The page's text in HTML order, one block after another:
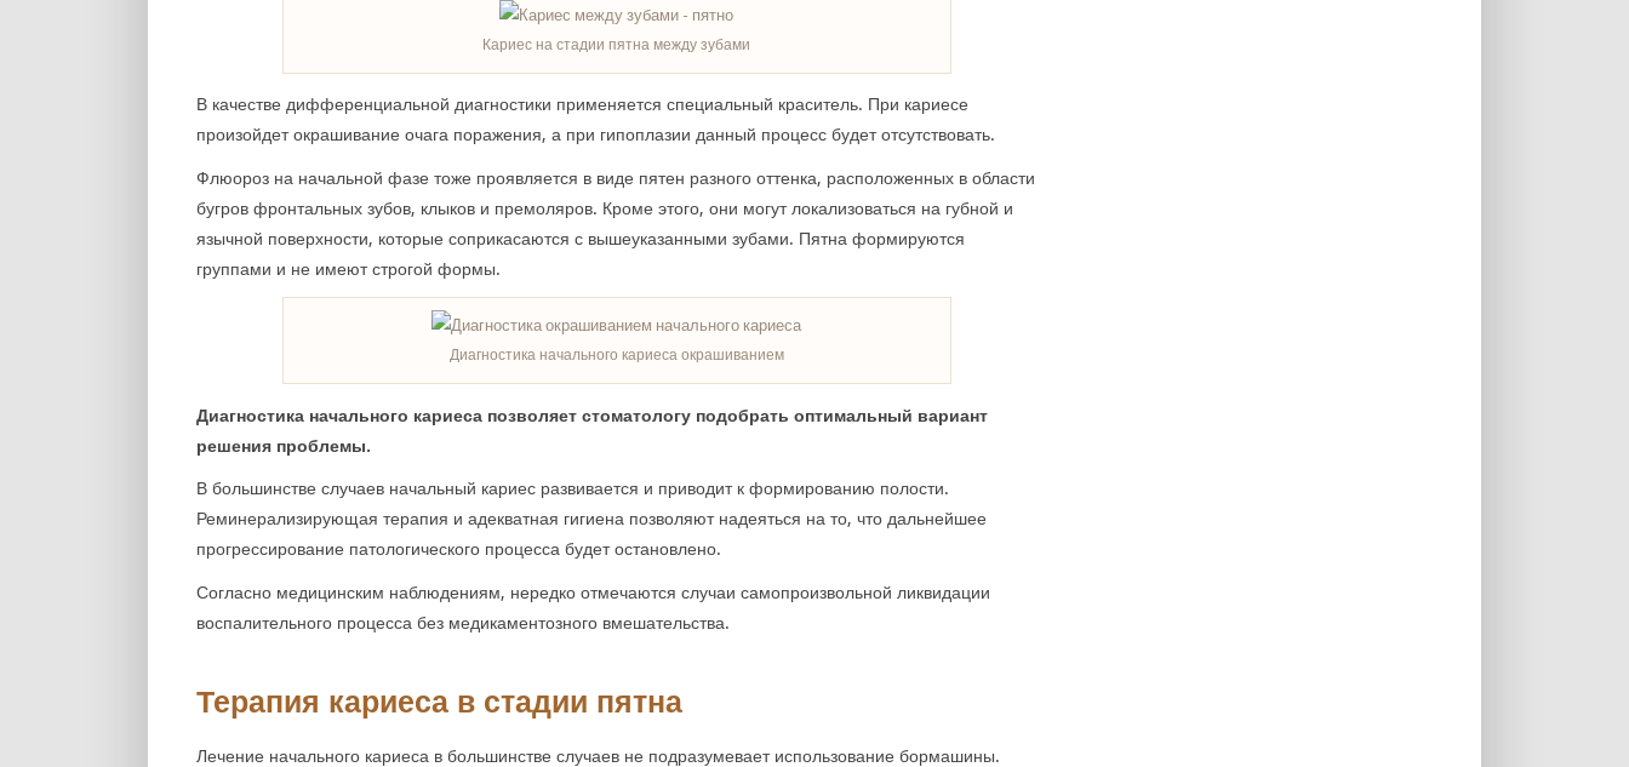
Кариес на стадии пятна между зубами
В качестве дифференциальной диагностики применяется специальный краситель. При кариесе
произойдет окрашивание очага поражения, а при гипоплазии данный процесс будет отсутствовать.
Флюороз на начальной фазе тоже проявляется в виде пятен разного оттенка, расположенных в области
бугров фронтальных зубов, клыков и премоляров. Кроме этого, они могут локализоваться на губной и
язычной поверхности, которые соприкасаются с вышеуказанными зубами. Пятна формируются
группами и не имеют строгой формы.
Диагностика начального кариеса окрашиванием
Диагностика начального кариеса позволяет стоматологу подобрать оптимальный вариант
решения проблемы.
В большинстве случаев начальный кариес развивается и приводит к формированию полости.
Реминерализирующая терапия и адекватная гигиена позволяют надеяться на то, что дальнейшее
прогрессирование патологического процесса будет остановлено.
Согласно медицинским наблюдениям, нередко отмечаются случаи самопроизвольной ликвидации
воспалительного процесса без медикаментозного вмешательства.
Терапия кариеса в стадии пятна
Лечение начального кариеса в большинстве случаев не подразумевает использование бормашины.